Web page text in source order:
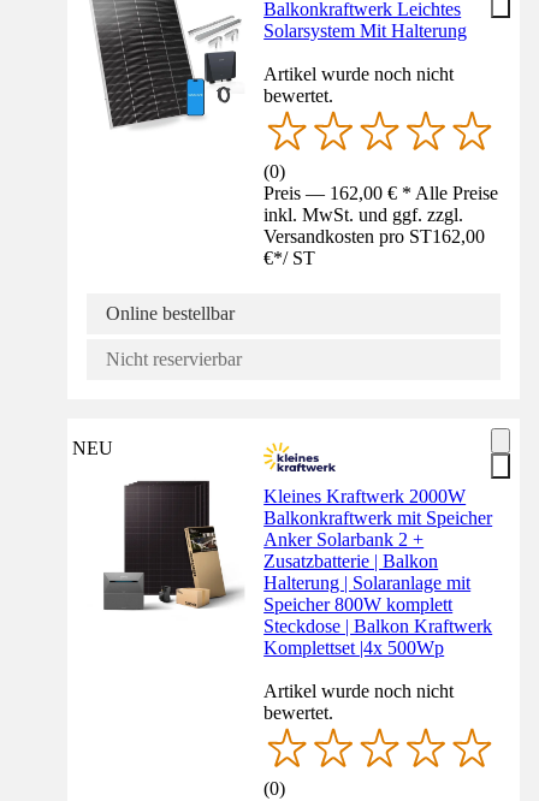
Balkonkraftwerk Leichtes
Solarsystem Mit Halterung
Artikel wurde noch nicht
bewertet.
(0)
Preis — 162,00 € * Alle Preise
inkl. MwSt. und ggf. zzgl.
Versandkosten pro ST162,00
€*/ ST
Online bestellbar
Nicht reservierbar
NEU
Kleines Kraftwerk 2000W
Balkonkraftwerk mit Speicher
Anker Solarbank 2 +
Zusatzbatterie | Balkon
Halterung | Solaranlage mit
Speicher 800W komplett
Steckdose | Balkon Kraftwerk
Komplettset |4x 500Wp
Artikel wurde noch nicht
bewertet.
(0)